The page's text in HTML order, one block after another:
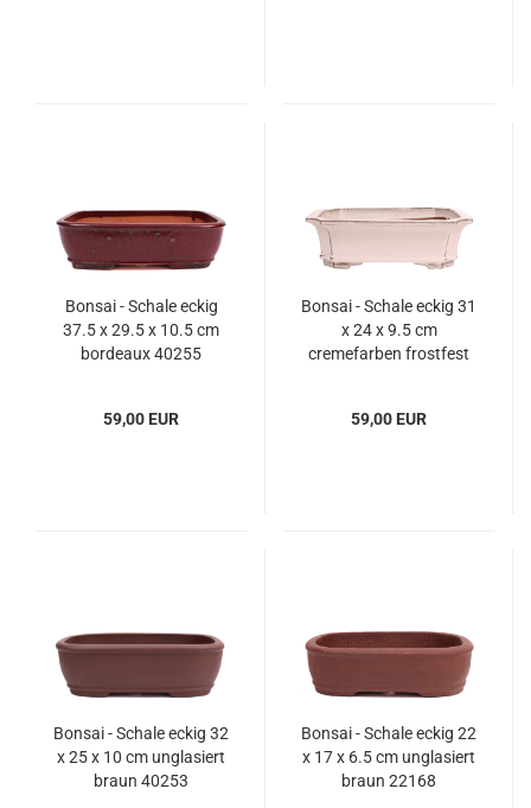
Bonsai - Schale eckig
37.5 x 29.5 x 10.5 cm
bordeaux 40255
59,00 EUR
Bonsai - Schale eckig 31
x 24 x 9.5 cm
cremefarben frostfest
59,00 EUR
Bonsai - Schale eckig 32
x 25 x 10 cm unglasiert
braun 40253
Bonsai - Schale eckig 22
x 17 x 6.5 cm unglasiert
braun 22168